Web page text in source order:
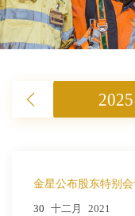
2025
金星公布股东特别
30 十二月 2021